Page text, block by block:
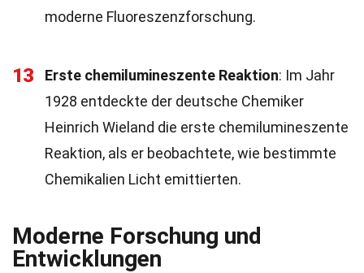
moderne Fluoreszenzforschung.
13 Erste chemilumineszente Reaktion: Im Jahr
1928 entdeckte der deutsche Chemiker
Heinrich Wieland die erste chemilumineszente
Reaktion, als er beobachtete, wie bestimmte
Chemikalien Licht emittierten.
Moderne Forschung und
Entwicklungen